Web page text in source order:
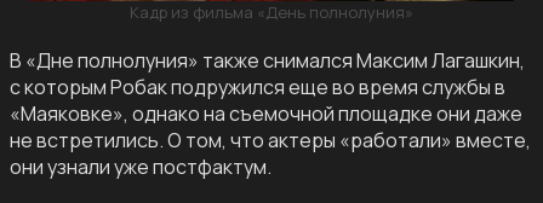
Кадр из фильма «День полнолуния»
В «Дне полнолуния» также снимался Максим Лагашкин,
с которым Робак подружился еще во время службы в
«Маяковке», однако на съемочной площадке они даже
не встретились. О том, что актеры «работали» вместе,
они узнали уже постфактум.